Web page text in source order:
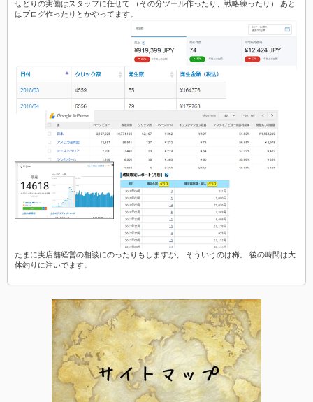
せどりの実働はスタッフに任せて （その分ツール作ったり、戦略練ったり） あと
はブログ作ったりとかやってます。
たまに実店舗経営の相談にのったりもしますが、 そういうのは稀。 後の時間は大
体釣りに注いでます。